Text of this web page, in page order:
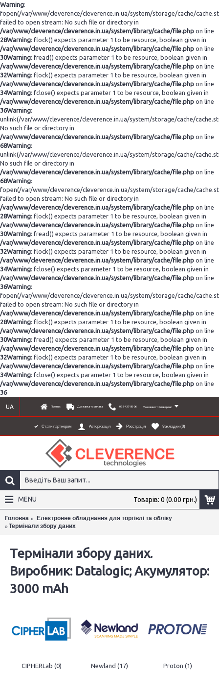
Warning:
fopen(/var/www/cleverence/cleverence.in.ua/system/storage/cache/
failed to open stream: No such file or directory in
/var/www/cleverence/cleverence.in.ua/system/library/cache/file.php on line
28Warning: flock() expects parameter 1 to be resource, boolean given in
/var/www/cleverence/cleverence.in.ua/system/library/cache/file.php on line
30Warning: fread() expects parameter 1 to be resource, boolean given in
/var/www/cleverence/cleverence.in.ua/system/library/cache/file.php on line
32Warning: flock() expects parameter 1 to be resource, boolean given in
/var/www/cleverence/cleverence.in.ua/system/library/cache/file.php on line
34Warning: fclose() expects parameter 1 to be resource, boolean given in
/var/www/cleverence/cleverence.in.ua/system/library/cache/file.php on line
36Warning:
unlink(/var/www/cleverence/cleverence.in.ua/system/storage/cache/
No such file or directory in
/var/www/cleverence/cleverence.in.ua/system/library/cache/file.php on line
68Warning:
unlink(/var/www/cleverence/cleverence.in.ua/system/storage/cache/
No such file or directory in
/var/www/cleverence/cleverence.in.ua/system/library/cache/file.php on line
68Warning:
fopen(/var/www/cleverence/cleverence.in.ua/system/storage/cache/
failed to open stream: No such file or directory in
/var/www/cleverence/cleverence.in.ua/system/library/cache/file.php on line
28Warning: flock() expects parameter 1 to be resource, boolean given in
/var/www/cleverence/cleverence.in.ua/system/library/cache/file.php on line
30Warning: fread() expects parameter 1 to be resource, boolean given in
/var/www/cleverence/cleverence.in.ua/system/library/cache/file.php on line
32Warning: flock() expects parameter 1 to be resource, boolean given in
/var/www/cleverence/cleverence.in.ua/system/library/cache/file.php on line
34Warning: fclose() expects parameter 1 to be resource, boolean given in
/var/www/cleverence/cleverence.in.ua/system/library/cache/file.php on line
36Warning:
fopen(/var/www/cleverence/cleverence.in.ua/system/storage/cache/
failed to open stream: No such file or directory in
/var/www/cleverence/cleverence.in.ua/system/library/cache/file.php on line
28Warning: flock() expects parameter 1 to be resource, boolean given in
/var/www/cleverence/cleverence.in.ua/system/library/cache/file.php on line
30Warning: fread() expects parameter 1 to be resource, boolean given in
/var/www/cleverence/cleverence.in.ua/system/library/cache/file.php on line
32Warning: flock() expects parameter 1 to be resource, boolean given in
/var/www/cleverence/cleverence.in.ua/system/library/cache/file.php on line
34Warning: fclose() expects parameter 1 to be resource, boolean given in
/var/www/cleverence/cleverence.in.ua/system/library/cache/file.php on line
36
Про нас Доставка та оплата 098-437-80-06 Можливості Клеверенс
UA
Стати партнером Авторизація Реєстрація Закладки (0)
Товарів: 0 (0.00 грн.)
MENU
Головна
Електронне обладнання для торгівлі та обліку
Термінали збору даних
Термінали збору даних.
Виробник: Datalogic; Акумулятор:
3000 mAh
CIPHERLab (0) Newland (17) Proton (1)